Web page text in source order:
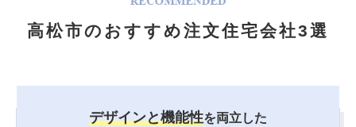
高松市のおすすめ注文住宅会社3選
デザインと機能性を両立した